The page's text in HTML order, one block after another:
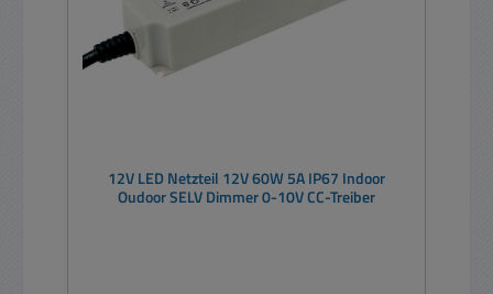
12V LED Netzteil 12V 60W 5A IP67 Indoor
Oudoor SELV Dimmer 0-10V CC-Treiber